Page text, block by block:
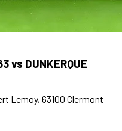
vs DUNKERQUE
Lemoy, 63100 Clermont-